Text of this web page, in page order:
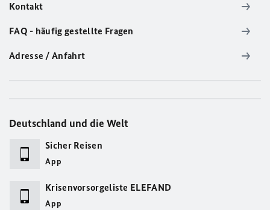
Kontakt
FAQ - häufig gestellte Fragen
Adresse / Anfahrt
Deutschland und die Welt
Sicher Reisen
App
Krisenvorsorgeliste ELEFAND
App